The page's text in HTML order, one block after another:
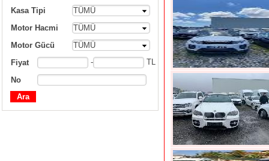
Kasa Tipi
TÜMÜ
Motor Hacmi
TÜMÜ
Motor Gücü
TÜMÜ
Fiyat
- TL
No